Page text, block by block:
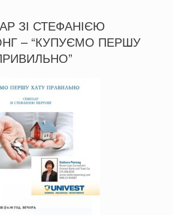
ЗІ СТЕФАНІЄЮ
– “КУПУЄМО ПЕРШУ